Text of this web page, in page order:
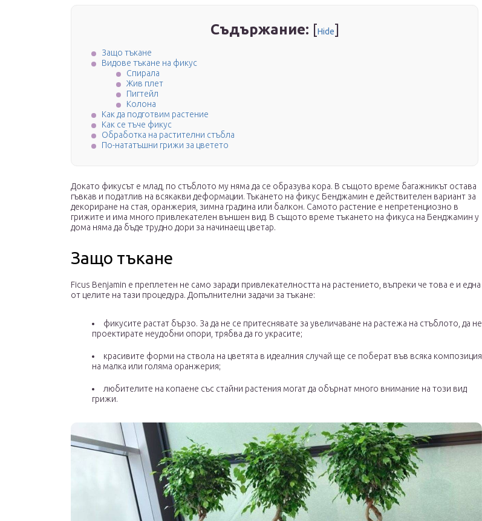
Съдържание: [Hide]
Защо тъкане
Видове тъкане на фикус
Спирала
Жив плет
Пигтейл
Колона
Как да подготвим растение
Как се тъче фикус
Обработка на растителни стъбла
По-нататъшни грижи за цветето
Докато фикусът е млад, по стъблото му няма да се образува кора. В същото време багажникът остава
гъвкав и податлив на всякакви деформации. Тъкането на фикус Бенджамин е действителен вариант за
декориране на стая, оранжерия, зимна градина или балкон. Самото растение е непретенциозно в
грижите и има много привлекателен външен вид. В същото време тъкането на фикуса на Бенджамин у
дома няма да бъде трудно дори за начинаещ цветар.
Защо тъкане
Ficus Benjamin е преплетен не само заради привлекателността на растението, въпреки че това е и една
от целите на тази процедура. Допълнителни задачи за тъкане:
фикусите растат бързо. За да не се притеснявате за увеличаване на растежа на стъблото, да не
проектирате неудобни опори, трябва да го украсите;
красивите форми на ствола на цветята в идеалния случай ще се поберат във всяка композиция
на малка или голяма оранжерия;
любителите на копаене със стайни растения могат да обърнат много внимание на този вид
грижи.